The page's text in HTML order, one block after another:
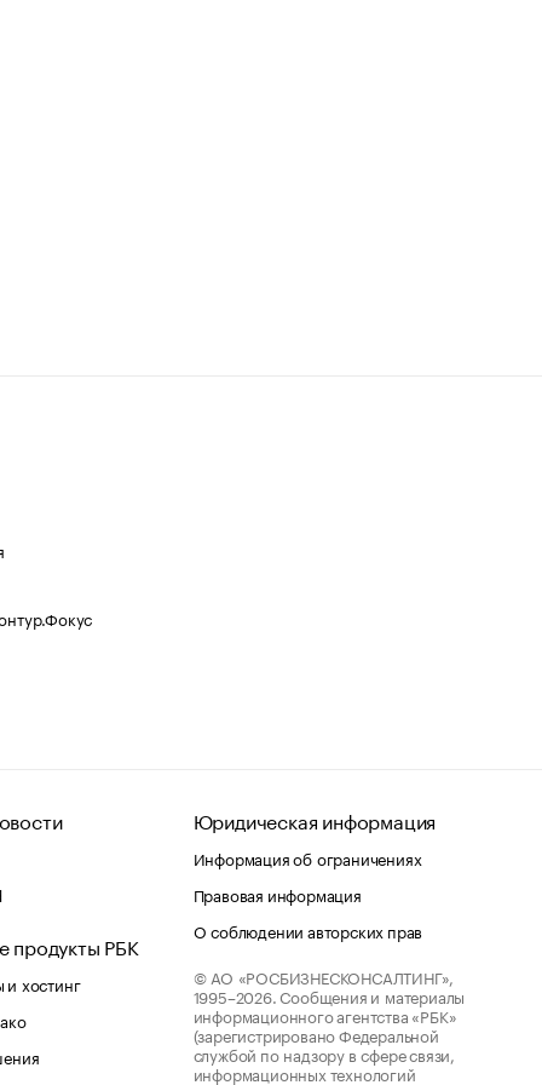
продукты РБК
хостинг
Юридическая информация
Информация об ограничениях
Правовая информация
О соблюдении авторских прав
© АО «РОСБИЗНЕСКОНСАЛТИНГ»,
1995–2026. Сообщения и материалы
информационного агентства «РБК»
(зарегистрировано Федеральной
службой по надзору в сфере связи,
информационных технологий